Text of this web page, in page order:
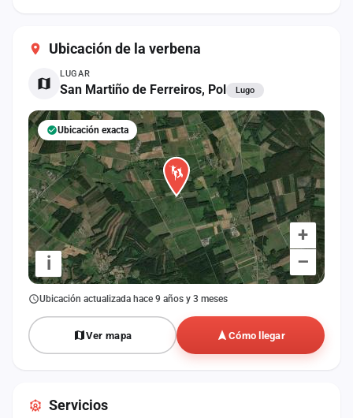
Ubicación de la verbena
LUGAR
San Martiño de Ferreiros, Pol Lugo
+
–
i
Ubicación exacta
Ubicación actualizada hace 9 años y 3 meses
Ver mapa Cómo llegar
Servicios
Crear
cuenta
Administración
Contacto